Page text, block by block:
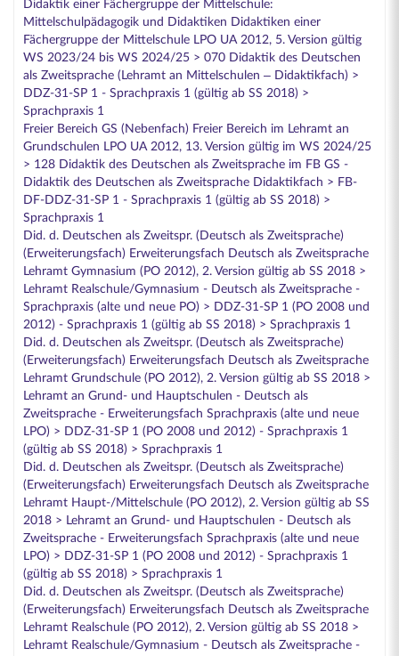
Didaktik einer Fächergruppe der Mittelschule:
Mittelschulpädagogik und Didaktiken Didaktiken einer
Fächergruppe der Mittelschule LPO UA 2012, 5. Version gültig
WS 2023/24 bis WS 2024/25 > 070 Didaktik des Deutschen
als Zweitsprache (Lehramt an Mittelschulen – Didaktikfach) >
DDZ-31-SP 1 - Sprachpraxis 1 (gültig ab SS 2018) >
Sprachpraxis 1
Freier Bereich GS (Nebenfach) Freier Bereich im Lehramt an
Grundschulen LPO UA 2012, 13. Version gültig im WS 2024/25
> 128 Didaktik des Deutschen als Zweitsprache im FB GS -
Didaktik des Deutschen als Zweitsprache Didaktikfach > FB-
DF-DDZ-31-SP 1 - Sprachpraxis 1 (gültig ab SS 2018) >
Sprachpraxis 1
Did. d. Deutschen als Zweitspr. (Deutsch als Zweitsprache)
(Erweiterungsfach) Erweiterungsfach Deutsch als Zweitsprache
Lehramt Gymnasium (PO 2012), 2. Version gültig ab SS 2018 >
Lehramt Realschule/Gymnasium - Deutsch als Zweitsprache -
Sprachpraxis (alte und neue PO) > DDZ-31-SP 1 (PO 2008 und
2012) - Sprachpraxis 1 (gültig ab SS 2018) > Sprachpraxis 1
Did. d. Deutschen als Zweitspr. (Deutsch als Zweitsprache)
(Erweiterungsfach) Erweiterungsfach Deutsch als Zweitsprache
Lehramt Grundschule (PO 2012), 2. Version gültig ab SS 2018 >
Lehramt an Grund- und Hauptschulen - Deutsch als
Zweitsprache - Erweiterungsfach Sprachpraxis (alte und neue
LPO) > DDZ-31-SP 1 (PO 2008 und 2012) - Sprachpraxis 1
(gültig ab SS 2018) > Sprachpraxis 1
Did. d. Deutschen als Zweitspr. (Deutsch als Zweitsprache)
(Erweiterungsfach) Erweiterungsfach Deutsch als Zweitsprache
Lehramt Haupt-/Mittelschule (PO 2012), 2. Version gültig ab SS
2018 > Lehramt an Grund- und Hauptschulen - Deutsch als
Zweitsprache - Erweiterungsfach Sprachpraxis (alte und neue
LPO) > DDZ-31-SP 1 (PO 2008 und 2012) - Sprachpraxis 1
(gültig ab SS 2018) > Sprachpraxis 1
Did. d. Deutschen als Zweitspr. (Deutsch als Zweitsprache)
(Erweiterungsfach) Erweiterungsfach Deutsch als Zweitsprache
Lehramt Realschule (PO 2012), 2. Version gültig ab SS 2018 >
Lehramt Realschule/Gymnasium - Deutsch als Zweitsprache -